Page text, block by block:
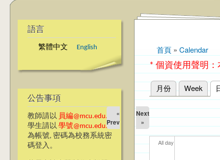
語言
繁體中文 English
公告事項
教師請以 員編@mcu.edu.tw
學生請以 學號@mcu.edu.tw
為帳號, 密碼為校務系統密
碼登入。
您在這裡
首頁 » Calendar
* 個資使用聲明
主要索引標籤
月份 Week
«
Prev
Next
»
All day